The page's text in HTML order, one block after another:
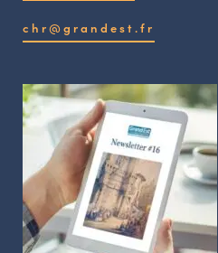
chr@grandest.fr